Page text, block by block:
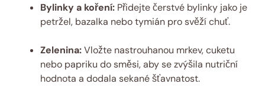
Bylinky a koření: Přidejte čerstvé bylinky jako je
petržel, bazalka nebo tymián pro svěží chuť.
Zelenina:Vložte nastrouhanou mrkev, cuketu
nebo papriku do směsi, aby se zvýšila nutriční
hodnota a dodala sekané šťavnatost.